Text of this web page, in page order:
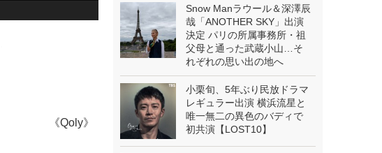
《Qoly》
Snow Manラウール＆深澤辰
哉「ANOTHER SKY」出演
決定 パリの所属事務所・祖
父母と通った武蔵小山…そ
れぞれの思い出の地へ
小栗旬、5年ぶり民放ドラマ
レギュラー出演 横浜流星と
唯一無二の異色のバディで
初共演【LOST10】